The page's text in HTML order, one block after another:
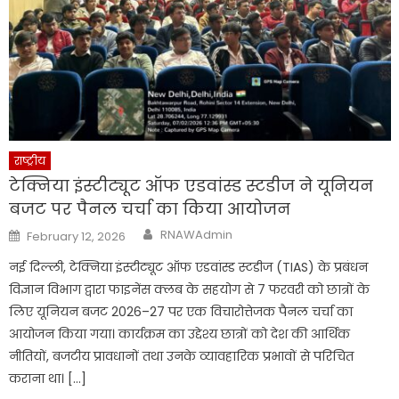
राष्ट्रीय
टेक्निया इंस्टीट्यूट ऑफ एडवांस्ड स्टडीज ने यूनियन
बजट पर पैनल चर्चा का किया आयोजन
Posted
on
February 12, 2026 Author
RNAWAdmin
नई दिल्ली, टेक्निया इंस्टीट्यूट ऑफ एडवांस्ड स्टडीज (TIAS) के प्रबंधन
विज्ञान विभाग द्वारा फाइनेंस क्लब के सहयोग से 7 फरवरी को छात्रों के
लिए यूनियन बजट 2026–27 पर एक विचारोत्तेजक पैनल चर्चा का
आयोजन किया गया। कार्यक्रम का उद्देश्य छात्रों को देश की आर्थिक
नीतियों, बजटीय प्रावधानों तथा उनके व्यावहारिक प्रभावों से परिचित
कराना था। […]